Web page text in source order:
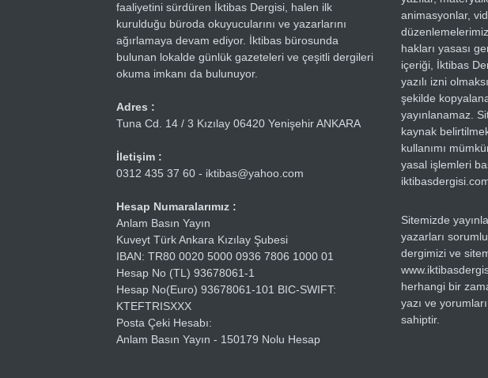
faaliyetini sürdüren İktibas Dergisi, halen ilk
kurulduğu büroda okuyucularını ve yazarlarını
ağırlamaya devam ediyor. İktibas bürosunda
bulunan lokalde günlük gazeteleri ve çeşitli dergileri
okuma imkanı da bulunuyor.
Adres :
Tuna Cd. 14 / 3 Kızılay 06420 Yenişehir ANKARA
İletişim :
0312 435 37 60 - iktibas@yahoo.com
Hesap Numaralarımız :
Anlam Basın Yayın
Kuveyt Türk Ankara Kızılay Şubesi
IBAN: TR80 0020 5000 0936 7806 1000 01
Hesap No (TL) 93678061-1
Hesap No(Euro) 93678061-101 BIC-SWIFT:
KTEFTRISXXX
Posta Çeki Hesabı:
Anlam Basın Yayın - 150179 Nolu Hesap
animasyonlar,
hakları yasası
içeriği, İktibas
yazılı izni
şekilde
yayınlanamaz.
kaynak
kullanımı
yasal işlemleri
Sitemizde
yazarları
dergimizi ve
herhangi bir
yazı ve
sahiptir.